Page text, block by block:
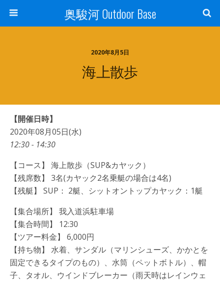
奥駿河 Outdoor Base
2020年8月5日
海上散歩
【開催日時】
2020年08月05日(水)
12:30 - 14:30
【コース】 海上散歩（SUP&カヤック）
【残席数】 3名(カヤック2名乗艇の場合は4名)
【残艇】 SUP： 2艇、シットオントップカヤック：1艇
【集合場所】 我入道浜駐車場
【集合時間】 12:30
【ツアー料金】 6,000円
【持ち物】 水着、サンダル（マリンシューズ、かかとを
固定できるタイプのもの）、水筒（ペットボトル）、帽
子、タオル、ウインドブレーカー（雨天時はレインウェ